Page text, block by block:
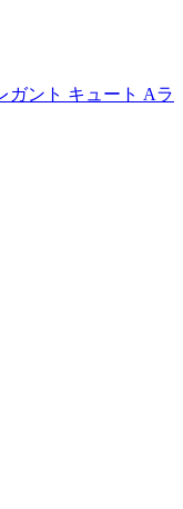
ガント キュート Aラ